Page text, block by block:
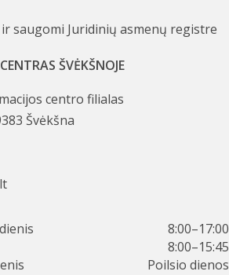
saugomi Juridinių asmenų registre
ŠVĖKŠNOJE
centro filialas
Švėkšna
8:00–17:00
8:00–15:45
Poilsio dienos